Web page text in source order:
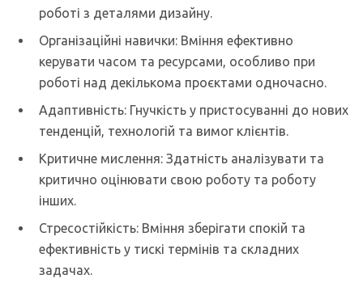
роботі з деталями дизайну.
Організаційні навички: Вміння ефективно
керувати часом та ресурсами, особливо при
роботі над декількома проєктами одночасно.
Адаптивність: Гнучкість у пристосуванні до нових
тенденцій, технологій та вимог клієнтів.
Критичне мислення: Здатність аналізувати та
критично оцінювати свою роботу та роботу
інших.
Стресостійкість: Вміння зберігати спокій та
ефективність у тискі термінів та складних
задачах.